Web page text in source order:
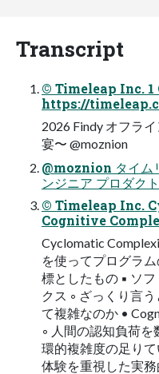
Transcript
© Timeleap Inc. 1
https://
2026 Findy オフラ
宴〜 @moznion
@moznion タイム
ンジニア プロダク
© Timeleap Inc.
Cognitive
Cyclomatic
を使ってプログラ
標としたもの ▪ ソ
クス ◦ ざっくり⾔
て複雑なのか •
◦ ⼈間の認知負荷
環的複雑度の⾜り
体験を重視した実